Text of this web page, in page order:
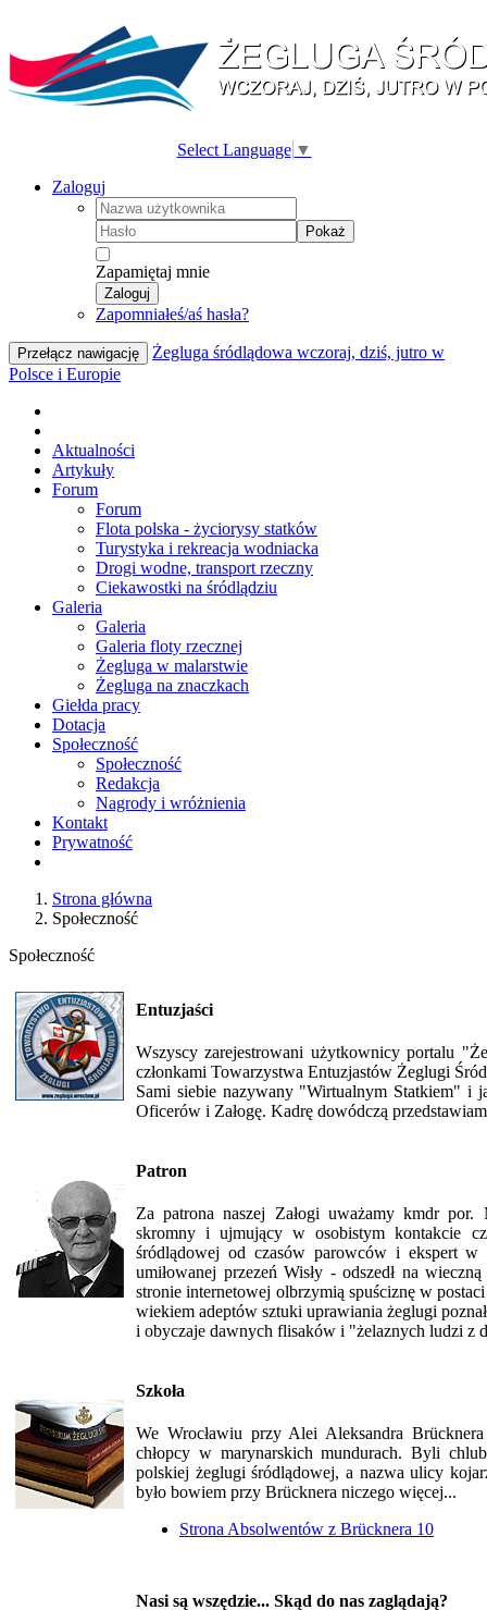
Select Language ▼
Zaloguj
Pokaż
Zapamiętaj mnie
Zaloguj
Zapomniałeś/aś hasła?
Przełącz nawigację
Żegluga śródlądowa wczoraj, dziś, jutro w
Polsce i Europie
Aktualności
Artykuły
Forum
Forum
Flota polska - życiorysy statków
Turystyka i rekreacja wodniacka
Drogi wodne, transport rzeczny
Ciekawostki na śródlądziu
Galeria
Galeria
Galeria floty rzecznej
Żegluga w malarstwie
Żegluga na znaczkach
Giełda pracy
Dotacja
Społeczność
Społeczność
Redakcja
Nagrody i wróżnienia
Kontakt
Prywatność
Strona główna
Społeczność
Społeczność
Entuzjaści
Wszyscy zarejestrowani użytkownicy portalu
członkami Towarzystwa Entuzjastów Żeglugi
Sami siebie nazywany "Wirtualnym Statkiem" i
Oficerów i Załogę. Kadrę dowódczą
Patron
Za patrona naszej Załogi uważamy kmdr
skromny i ujmujący w osobistym kontakcie
śródlądowej od czasów parowców i ekspert w
umiłowanej przezeń Wisły - odszedł na
stronie internetowej olbrzymią spuściznę w
wiekiem adeptów sztuki uprawiania żeglugi
i obyczaje dawnych flisaków i "żelaznych ludzi z
Szkoła
We Wrocławiu przy Alei Aleksandra
chłopcy w marynarskich mundurach. Byli
polskiej żeglugi śródlądowej, a nazwa ulicy
było bowiem przy Brücknera niczego więcej...
Strona Absolwentów z Brücknera 10
Nasi są wszędzie... Skąd do nas zaglądają?